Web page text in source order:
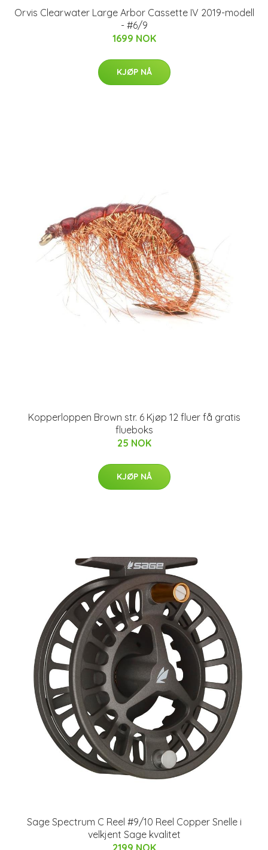
Orvis Clearwater Large Arbor Cassette IV 2019-modell
- #6/9
1699 NOK
KJØP NÅ
Kopperloppen Brown str. 6 Kjøp 12 fluer få gratis
flueboks
25 NOK
KJØP NÅ
Sage Spectrum C Reel #9/10 Reel Copper Snelle i
velkjent Sage kvalitet
2199 NOK